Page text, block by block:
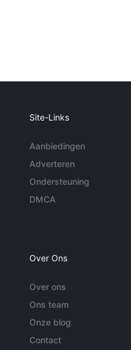
Site-Links
Aanbiedingen
Adverteren
Ondersteuning
DMCA
Over Ons
Over ons
Ons team
Onze blog
Contact